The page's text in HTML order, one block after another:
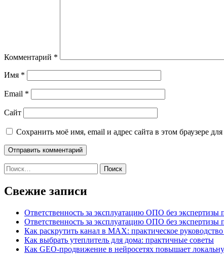
Комментарий *
Имя *
Email *
Сайт
Сохранить моё имя, email и адрес сайта в этом браузере
Найти:
Свежие записи
Ответственность за эксплуатацию ОПО без
Ответственность за эксплуатацию ОПО без
Как раскрутить канал в MAX: практическое
Как выбрать утеплитель для дома: практичные советы
Как GEO‑продвижение в нейросетях повышает